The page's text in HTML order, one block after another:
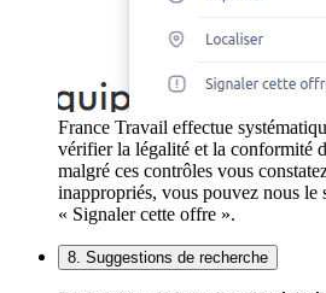
France Travail effectue
vérifier la légalité et la conformité
malgré ces contrôles vous
inappropriés, vous pouvez nous le
« Signaler cette offre ».
8. Suggestions de recherche